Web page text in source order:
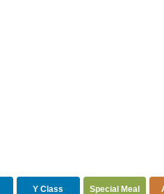
Y Class Special Meal